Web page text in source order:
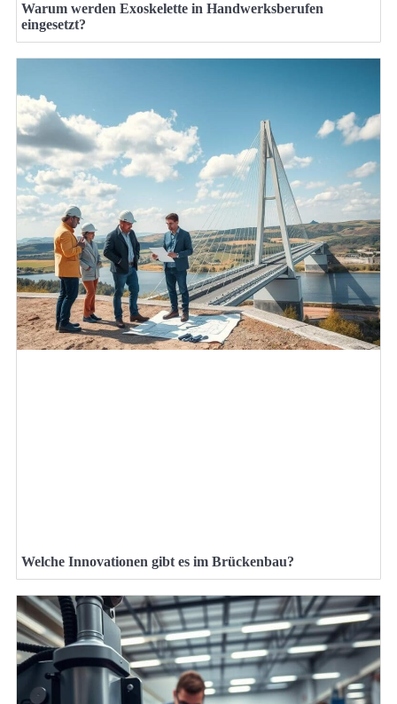
Warum werden Exoskelette in Handwerksberufen
eingesetzt?
Welche Innovationen gibt es im Brückenbau?